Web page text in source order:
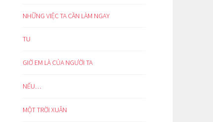
NHỮNG VIỆC TA CẦN LÀM NGAY
TU
GIỜ EM LÀ CỦA NGƯỜI TA
NẾU…
MỘT TRỜI XUÂN